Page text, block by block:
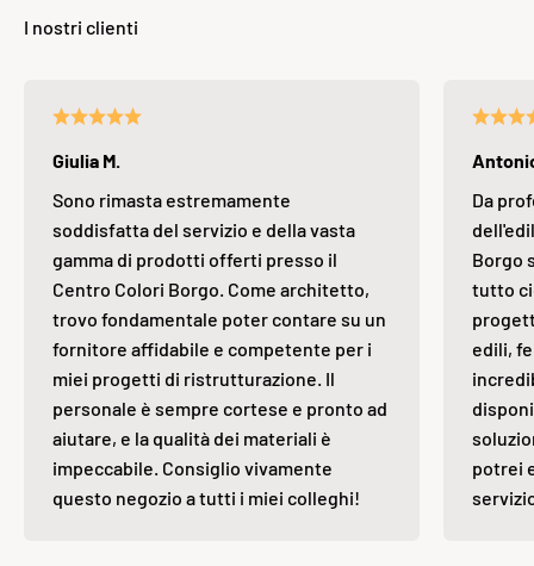
Giulia M.
Sono rimasta estremamente
soddisfatta del servizio e della vasta
gamma di prodotti offerti presso il
Centro Colori Borgo. Come architetto,
trovo fondamentale poter contare su un
fornitore affidabile e competente per i
miei progetti di ristrutturazione. Il
personale è sempre cortese e pronto ad
aiutare, e la qualità dei materiali è
impeccabile. Consiglio vivamente
questo negozio a tutti i miei colleghi!
Da
Borgo
tutto
edili,
potrei